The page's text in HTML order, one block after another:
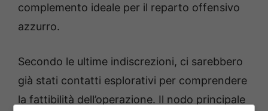
complemento ideale per il reparto offensivo
azzurro.
Secondo le ultime indiscrezioni, ci sarebbero
già stati contatti esplorativi per comprendere
la fattibilità dell’operazione. Il nodo principale